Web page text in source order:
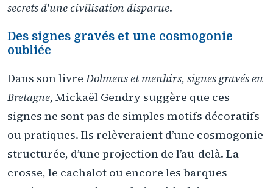
secrets d'une civilisation disparue.
Des signes gravés et une cosmogonie
oubliée
Dans son livre Dolmens et menhirs, signes gravés en
Bretagne, Mickaël Gendry suggère que ces
signes ne sont pas de simples motifs décoratifs
ou pratiques. Ils relèveraient d’une cosmogonie
structurée, d’une projection de l’au-delà. La
crosse, le cachalot ou encore les barques